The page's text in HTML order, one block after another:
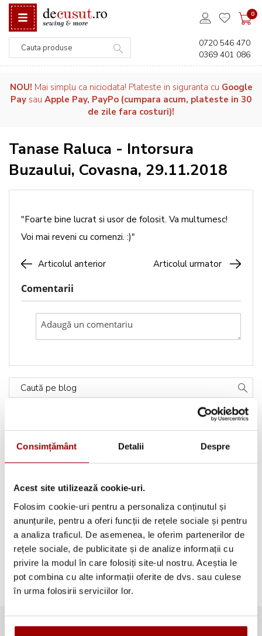
Consimțământ Detalii Despre
Acest site utilizează cookie-uri.
Folosim cookie-uri pentru a personaliza conținutul și
anunțurile, pentru a oferi funcții de rețele sociale și pentru
a analiza traficul. De asemenea, le oferim partenerilor de
rețele sociale, de publicitate și de analize informații cu
privire la modul în care folosiți site-ul nostru. Aceștia le
pot combina cu alte informații oferite de dvs. sau culese
în urma folosirii serviciilor lor.
0
0720 546 470
0369 401 086
NOU! Mai simplu ca niciodata! Plateste in siguranta cu Google
Pay sau Apple Pay, PayPo (cumpara acum, plateste in 30
de zile fara costuri)!
Tanase Raluca - Intorsura
Buzaului, Covasna, 29.11.2018
"Foarte bine lucrat si usor de folosit. Va multumesc!
Voi mai reveni cu comenzi. :)"
Articolul anterior Articolul urmator
Comentarii
Caută pe blog
Categorii
Testimoniale(1493)
Aplicatii textile(123)
Evenimente (66)
Broderii gratuite(103)